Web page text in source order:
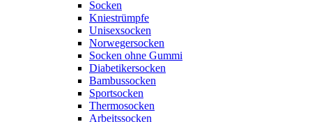
Socken
Kniestrümpfe
Unisexsocken
Norwegersocken
Socken ohne Gummi
Diabetikersocken
Bambussocken
Sportsocken
Thermosocken
Arbeitssocken